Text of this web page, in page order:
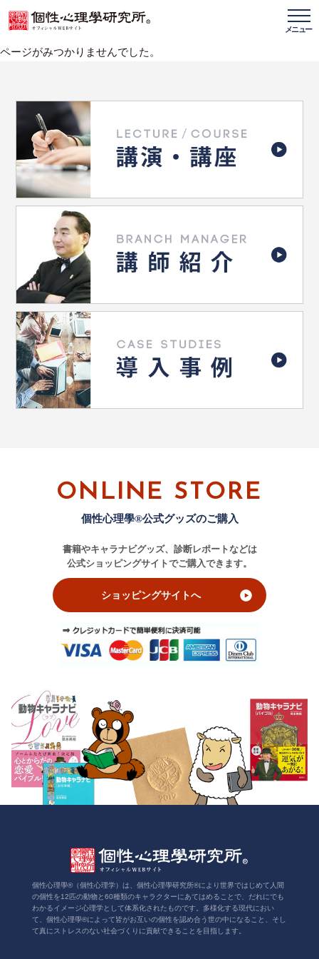
メニュー
ページがみつかりませんでした。
ONLINE STORE
個性心理學®公式グッズのご購入
書籍やキャラナビグッズ、診断レポートなどは
公式ショッピングサイトでご購入できます。
ショッピングサイトへ
個性心理學®（個性心理学）は、個性心理學研究所®により世界ではじめて人間
の個性を12匹の動物と60種類のキャラクターにあてはめることで、だれにでも
わかるイメージ心理学として体系化されたものです。多様化する現代におい
て、個性心理學®によって皆がお互いの個性を認め合う世の中になること、そし
て真にストレスのない社会づくりに貢献できることを目指します。